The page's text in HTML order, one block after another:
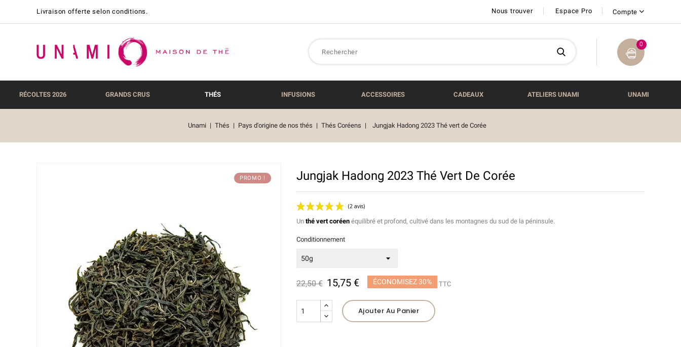
Livraison offerte selon conditions. Nous trouver Espace Pro Compte
0
RÉCOLTES 2026 GRANDS CRUS THÉS INFUSIONS ACCESSOIRES CADEAUX ATELIERS UNAMI UNAMI
Unami Thés Pays d'origine de nos thés Thés Coréens Jungjak Hadong 2023 Thé vert de Corée
PROMO ! Jungjak Hadong 2023 Thé Vert De Corée
Un thé vert coréenéquilibré et profond, cultivé dans les montagnes du sud de la péninsule.
Conditionnement
22,50 € 15,75 € ÉCONOMISEZ 30% TTC
Ajouter Au Panier